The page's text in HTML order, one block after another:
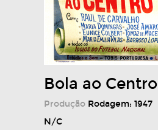
Bola ao Centro
Produção Rodagem: 1947
N/C